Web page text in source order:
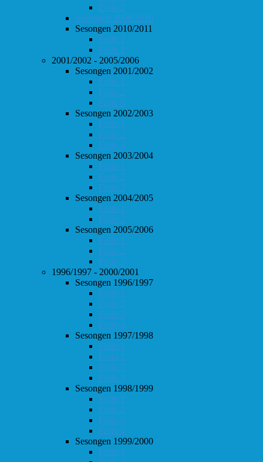
Follo 2
Sesongen 2009/2010
Sesongen 2010/2011
Follo 1
Follo 2
2001/2002 - 2005/2006
Sesongen 2001/2002
Follo 1
Follo 2
Follo 3
Sesongen 2002/2003
Follo 1
Follo 2
Follo 3
Sesongen 2003/2004
Follo 1
Follo 2
Follo 3
Sesongen 2004/2005
Follo 1
Follo 2
Sesongen 2005/2006
Follo 1
Follo 2
Follo 3
1996/1997 - 2000/2001
Sesongen 1996/1997
Follo 1
Follo 2
Follo 3
Follo 4
Sesongen 1997/1998
Follo 1
Follo 2
Follo 3
Follo 4
Sesongen 1998/1999
Follo 1
Follo 2
Follo 3
Follo 4
Sesongen 1999/2000
Follo 1